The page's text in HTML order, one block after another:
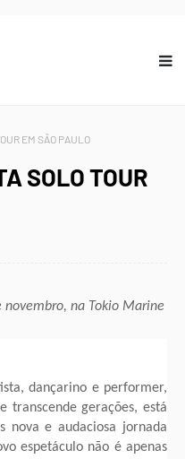
EM SÃO PAULO
SOLO TOUR
novembro, na Tokio Marine
dançarino e performer,
transcende gerações, está
nova e audaciosa jornada
espetáculo não é apenas